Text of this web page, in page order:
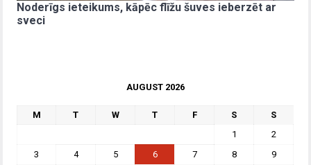
Noderīgs ieteikums, kāpēc flīžu šuves ieberzēt ar
sveci
AUGUST 2026
M T W T F S
S
1
2
3
4 5 6 7 8
9